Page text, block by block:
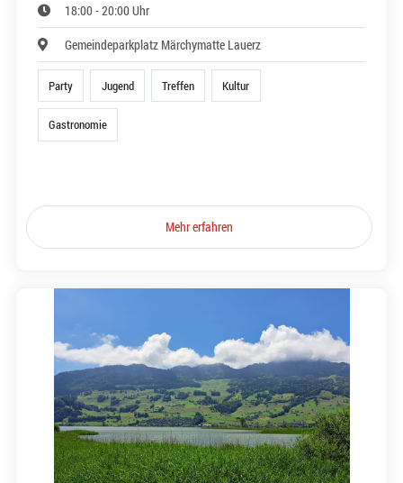
18:00 - 20:00 Uhr
Gemeindeparkplatz Märchymatte Lauerz
Party Jugend Treffen Kultur
Gastronomie
Mehr erfahren